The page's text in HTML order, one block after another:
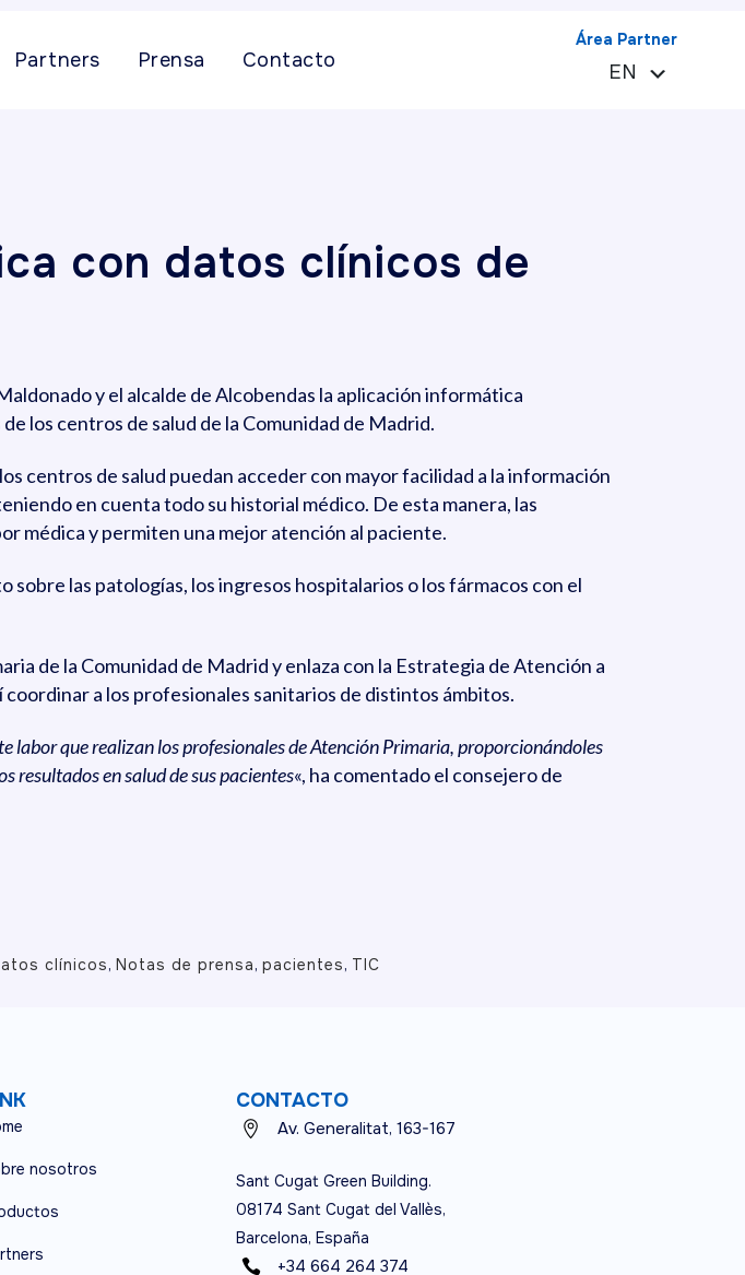
Área Partner
EN
Partners Prensa Contacto
con datos clínicos de
y el alcalde de Alcobendas la aplicación informática
los centros de salud de la Comunidad de Madrid.
centros de salud puedan acceder con mayor facilidad a la información
en cuenta todo su historial médico. De esta manera, las
médica y permiten una mejor atención al paciente.
las patologías, los ingresos hospitalarios o los fármacos con el
de la Comunidad de Madrid y enlaza con la Estrategia de Atención a
a los profesionales sanitarios de distintos ámbitos.
que realizan los profesionales de Atención Primaria, proporcionándoles
resultados en salud de sus pacientes«, ha comentado el consejero de
clínicos, Notas de prensa, pacientes, TIC
nosotros
CONTACTO
Av. Generalitat, 163-167
Sant Cugat Green Building.
08174 Sant Cugat del Vallès,
Barcelona, España
+34 664 264 374